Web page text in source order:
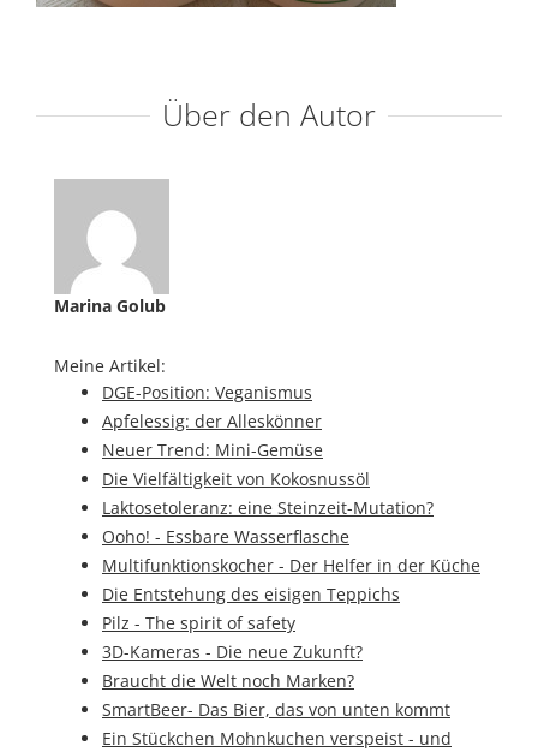
Über den Autor
Marina Golub
Meine Artikel:
DGE-Position: Veganismus
Apfelessig: der Alleskönner
Neuer Trend: Mini-Gemüse
Die Vielfältigkeit von Kokosnussöl
Laktosetoleranz: eine Steinzeit-Mutation?
Ooho! - Essbare Wasserflasche
Multifunktionskocher - Der Helfer in der Küche
Die Entstehung des eisigen Teppichs
Pilz - The spirit of safety
3D-Kameras - Die neue Zukunft?
Braucht die Welt noch Marken?
SmartBeer- Das Bier, das von unten kommt
Ein Stückchen Mohnkuchen verspeist - und